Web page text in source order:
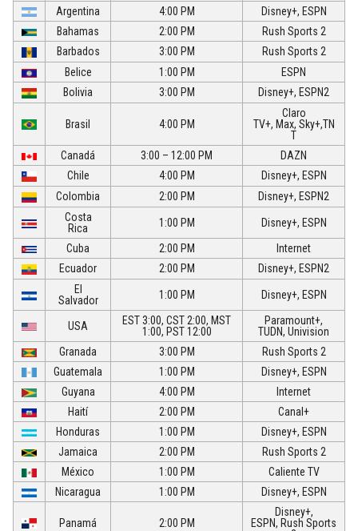
Argentina
4:00 PM
Disney+, ESPN
Bahamas
2:00 PM
Rush Sports 2
Barbados
3:00 PM
Rush Sports 2
Belice
1:00 PM
ESPN
Bolivia
3:00 PM Disney+, ESPN2
Brasil 4:00 PM
Claro
TV+, Max, Sky+,TN
T
Canadá
3:00 – 12:00 PM
DAZN
Chile
4:00 PM
Disney+, ESPN
Colombia
2:00 PM
Disney+, ESPN2
Costa
Rica
1:00 PM
Disney+, ESPN
Cuba
2:00 PM
Internet
Ecuador
2:00 PM
Disney+, ESPN2
El
Salvador
1:00 PM Disney+, ESPN
USA
EST 3:00, CST 2:00, MST
1:00, PST 12:00
Paramount+,
TUDN, Univision
Granada
3:00 PM
Rush Sports 2
Guatemala
1:00 PM
Disney+, ESPN
Guyana
4:00 PM
Internet
Haití
2:00 PM
Canal+
Honduras
1:00 PM
Disney+, ESPN
Jamaica
2:00 PM
Rush Sports 2
México
1:00 PM
Caliente TV
Nicaragua
1:00 PM Disney+, ESPN
Panamá 2:00 PM
Disney+,
ESPN, Rush Sports